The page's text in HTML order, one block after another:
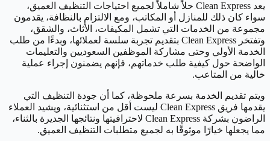
يعد Clean Express حلاً شاملاً لجميع احتياجات التنظيف العميق،
سواء كان ذلك للمنازل أو المكاتب، ومع الالتزام بالنظافة، يقدمون
مجموعة من الخدمات التي تشمل المكيفات، الأثاث، والشقق،
وتفتخر Clean Express بتقديم تجربة سلسة لعملائها، وبدءًا من طلب
الخدمة الأولي وحتى مشاركة الموظفين السعوديين والتعليمات
الواضحة حول كيفية طلب خدماتهم، فإنهم يضمنون إجراء عملية
خالية من المتاعب.
ويتم تقديم الخدمة بسرعة ملحوظة، كما أن جودة التنظيف التي
يقدمها فريق Clean Express ليست أقل من استثنائية، ويشيد العملاء
الراضون بشركة Clean Express لاحترافيتها ونتائجها الجديرة بالثناء،
مما يجعلها خيارًا موثوقًا به لجميع متطلبات التنظيف العميق.